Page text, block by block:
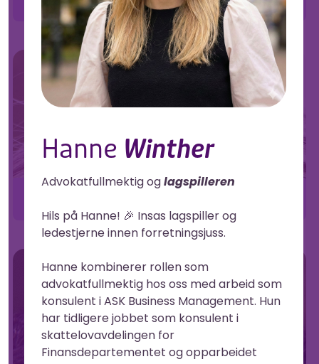
Grunnlegger, advokat og «den evige optimisten»
Hanne Winther
Advokatfullmektig oglagspilleren
Hils på Hanne! 🎉 Insas lagspiller og
ledestjerne innen forretningsjuss.
Hanne kombinerer rollen som
advokatfullmektig hos oss med arbeid som
konsulent i ASK Business Management. Hun
har tidligere jobbet som konsulent i
skattelovavdelingen for
Finansdepartementet og opparbeidet